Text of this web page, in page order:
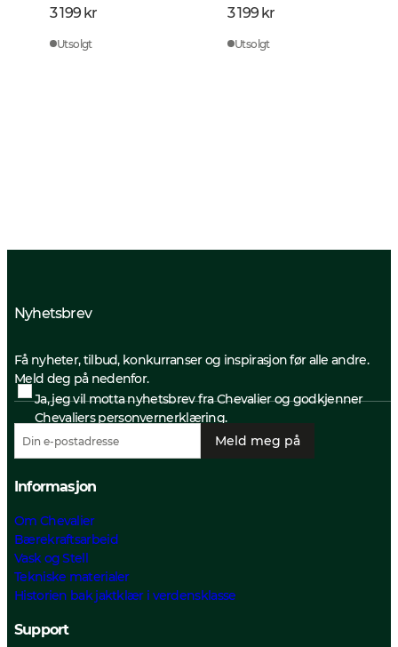
3 199 kr
Utsolgt
3 199 kr
Utsolgt
Nyhetsbrev
Få nyheter, tilbud, konkurranser og inspirasjon før alle andre.
Meld deg på nedenfor.
Ja, jeg vil motta nyhetsbrev fra Chevalier og godkjenner
Chevaliers personvernerklæring.
Meld meg på
Informasjon
Om Chevalier
Bærekraftsarbeid
Vask og Stell
Tekniske materialer
Historien bak jaktklær i verdensklasse
Support